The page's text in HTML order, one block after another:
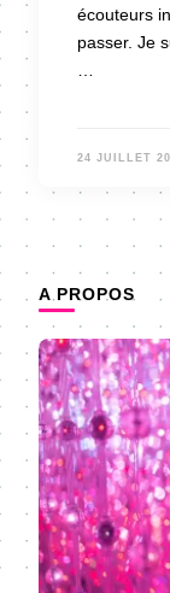
écouteurs
passer. Je
24 JUILLET
A PROPOS